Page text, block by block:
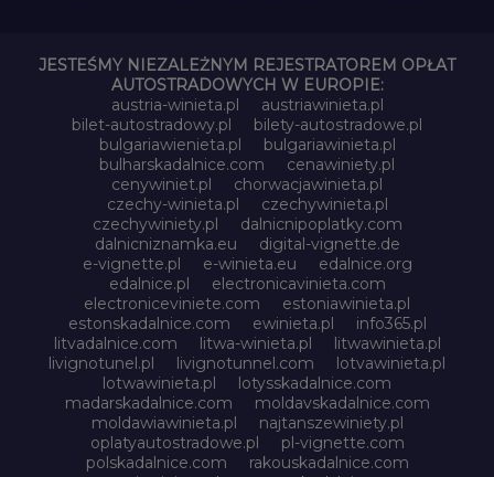
JESTEŚMY NIEZALEŻNYM REJESTRATOREM OPŁAT
AUTOSTRADOWYCH W EUROPIE:
austria-winieta.pl
austriawinieta.pl
bilet-autostradowy.pl
bilety-autostradowe.pl
bulgariawienieta.pl
bulgariawinieta.pl
bulharskadalnice.com
cenawiniety.pl
cenywiniet.pl
chorwacjawinieta.pl
czechy-winieta.pl
czechywinieta.pl
czechywiniety.pl
dalnicnipoplatky.com
dalnicniznamka.eu
digital-vignette.de
e-vignette.pl
e-winieta.eu
edalnice.org
edalnice.pl
electronicavinieta.com
electroniceviniete.com
estoniawinieta.pl
estonskadalnice.com
ewinieta.pl
info365.pl
litvadalnice.com
litwa-winieta.pl
litwawinieta.pl
livignotunel.pl
livignotunnel.com
lotvawinieta.pl
lotwawinieta.pl
lotysskadalnice.com
madarskadalnice.com
moldavskadalnice.com
moldawiawinieta.pl
najtanszewiniety.pl
oplatyautostradowe.pl
pl-vignette.com
polskadalnice.com
rakouskadalnice.com